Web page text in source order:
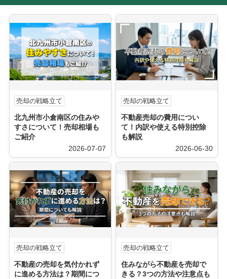
売却の戦略立て
北九州市小倉南区の住みや
すさについて！売却相場も
ご紹介
2026-07-07
売却の戦略立て
不動産売却の費用につい
て！内訳や使える特別控除
も解説
2026-06-30
売却の戦略立て
不動産の売却を気付かれず
に進める方法は？期間につ
売却の戦略立て
住みながら不動産を売却で
きる？3つの方法や注意点も